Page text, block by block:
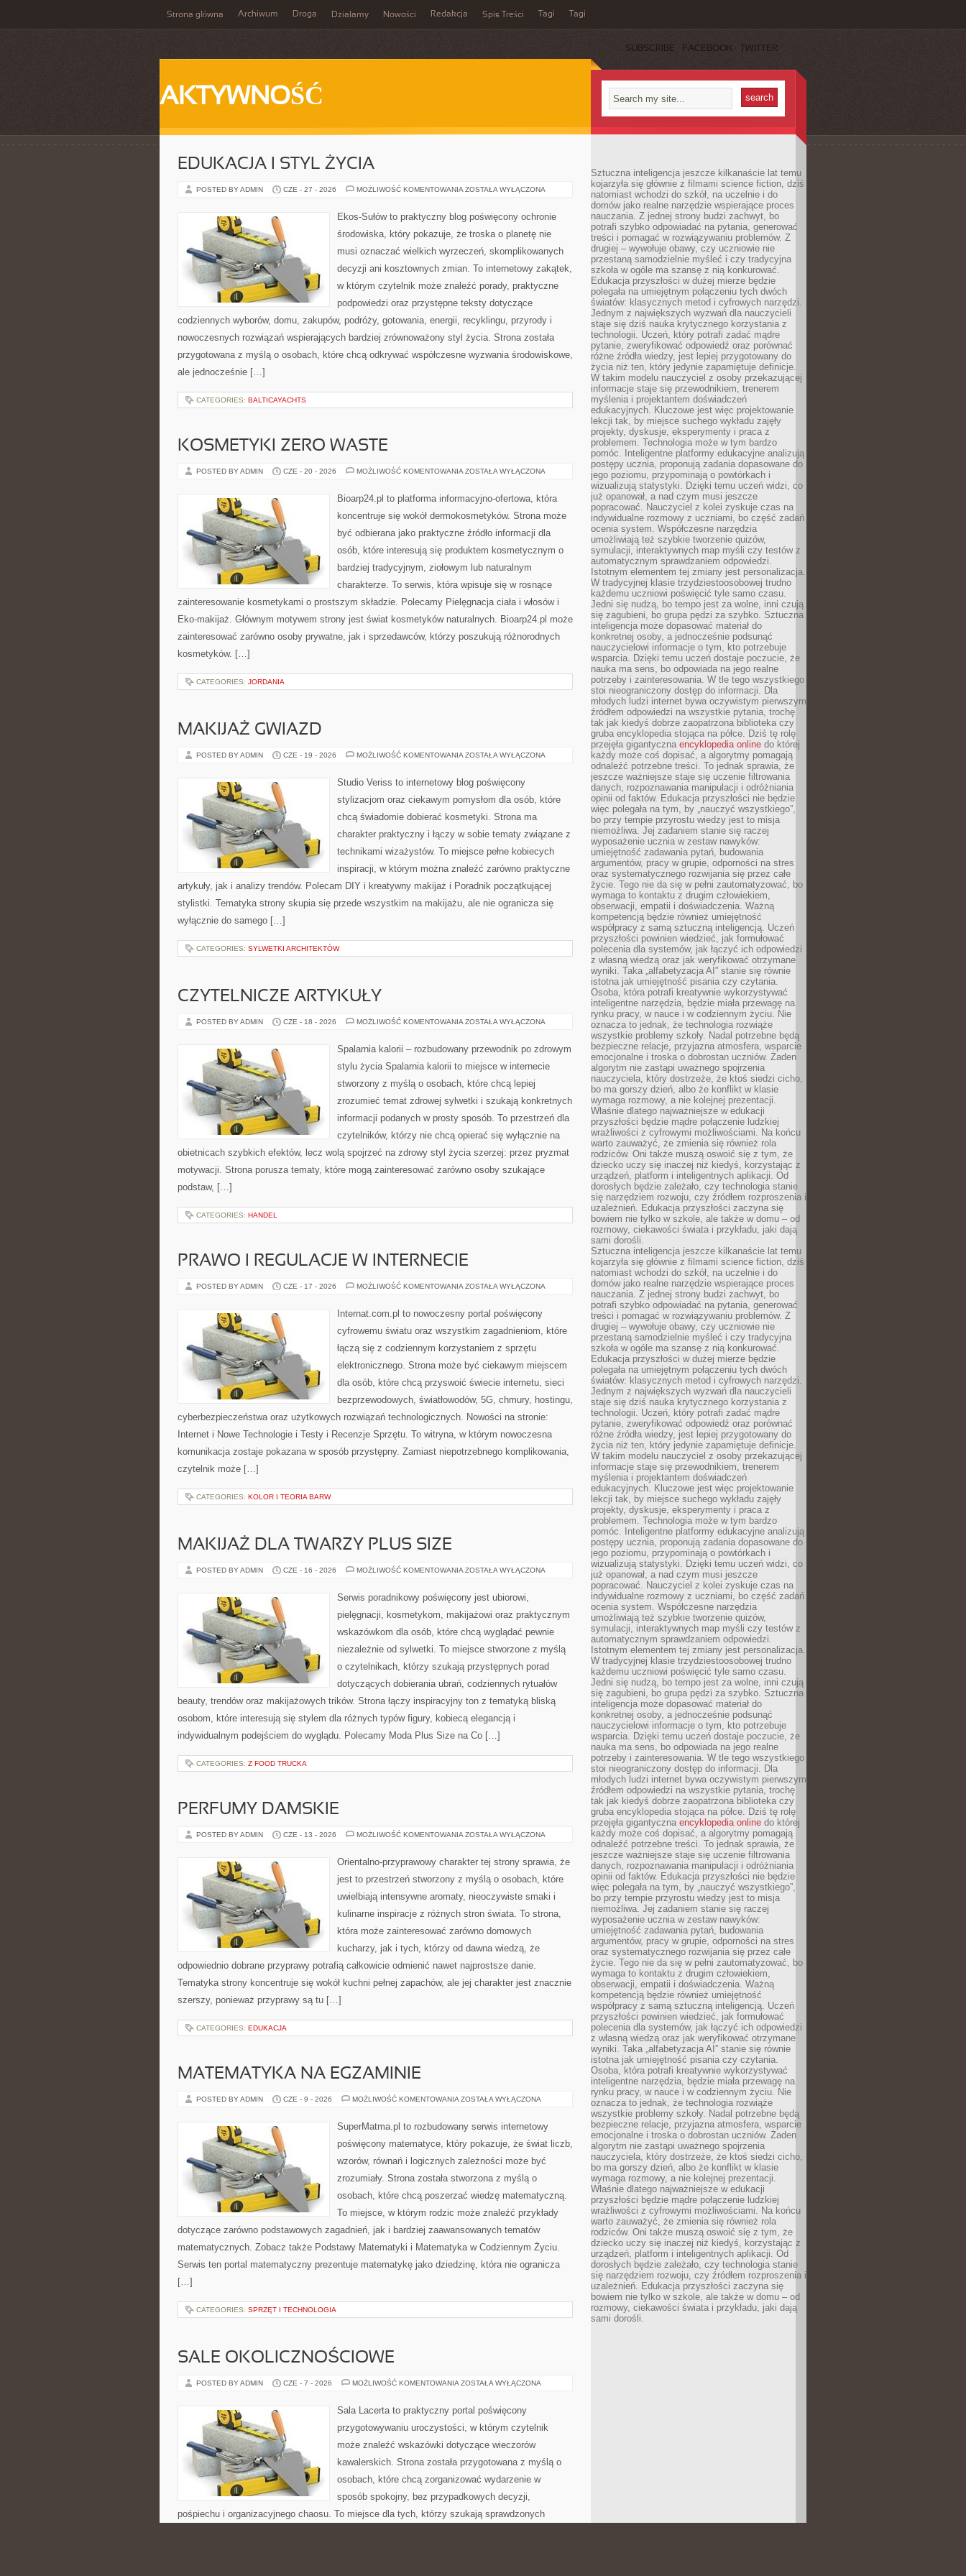
Strona główna Archiwum Droga Działamy Nowości Redakcja Spis Treści Tagi Tagi
SUBSCRIBE FACEBOOK TWITTER
AKTYWNOŚĆ
EDUKACJA I STYL ŻYCIA
POSTED BY ADMIN CZE - 27 - 2026 MOŻLIWOŚĆ KOMENTOWANIA EDUKACJA
ŻYCIA
ZOSTAŁA WYŁĄCZONA
Ekos-Sułów to praktyczny blog poświęcony ochronie
środowiska, który pokazuje, że troska o planetę nie
musi oznaczać wielkich wyrzeczeń, skomplikowanych
decyzji ani kosztownych zmian. To internetowy zakątek,
w którym czytelnik może znaleźć porady, praktyczne
podpowiedzi oraz przystępne teksty dotyczące
codziennych wyborów, domu, zakupów, podróży, gotowania, energii, recyklingu, przyrody i
nowoczesnych rozwiązań wspierających bardziej zrównoważony styl życia. Strona została
przygotowana z myślą o osobach, które chcą odkrywać współczesne wyzwania środowiskowe,
ale jednocześnie […]
CATEGORIES: BALTICAYACHTS
KOSMETYKI ZERO WASTE
POSTED BY ADMIN CZE - 20 - 2026 MOŻLIWOŚĆ KOMENTOWANIA KOSMETYKI
ZOSTAŁA WYŁĄCZONA
Bioarp24.pl to platforma informacyjno-ofertowa, która
koncentruje się wokół dermokosmetyków. Strona może
być odbierana jako praktyczne źródło informacji dla
osób, które interesują się produktem kosmetycznym o
bardziej tradycyjnym, ziołowym lub naturalnym
charakterze. To serwis, która wpisuje się w rosnące
zainteresowanie kosmetykami o prostszym składzie. Polecamy Pielęgnacja ciała i włosów i
Eko-makijaż. Głównym motywem strony jest świat kosmetyków naturalnych. Bioarp24.pl może
zainteresować zarówno osoby prywatne, jak i sprzedawców, którzy poszukują różnorodnych
kosmetyków. […]
CATEGORIES: JORDANIA
MAKIJAŻ GWIAZD
POSTED BY ADMIN CZE - 19 - 2026 MOŻLIWOŚĆ KOMENTOWANIA MAKIJAŻ
ZOSTAŁA WYŁĄCZONA
Studio Veriss to internetowy blog poświęcony
stylizacjom oraz ciekawym pomysłom dla osób, które
chcą świadomie dobierać kosmetyki. Strona ma
charakter praktyczny i łączy w sobie tematy związane z
technikami wizażystów. To miejsce pełne kobiecych
inspiracji, w którym można znaleźć zarówno praktyczne
artykuły, jak i analizy trendów. Polecam DIY i kreatywny makijaż i Poradnik początkującej
stylistki. Tematyka strony skupia się przede wszystkim na makijażu, ale nie ogranicza się
wyłącznie do samego […]
CATEGORIES: SYLWETKI ARCHITEKTÓW
CZYTELNICZE ARTYKUŁY
POSTED BY ADMIN CZE - 18 - 2026 MOŻLIWOŚĆ KOMENTOWANIA CZYTELNICZE
ZOSTAŁA WYŁĄCZONA
Spalarnia kalorii – rozbudowany przewodnik po zdrowym
stylu życia Spalarnia kalorii to miejsce w internecie
stworzony z myślą o osobach, które chcą lepiej
zrozumieć temat zdrowej sylwetki i szukają konkretnych
informacji podanych w prosty sposób. To przestrzeń dla
czytelników, którzy nie chcą opierać się wyłącznie na
obietnicach szybkich efektów, lecz wolą spojrzeć na zdrowy styl życia szerzej: przez pryzmat
motywacji. Strona porusza tematy, które mogą zainteresować zarówno osoby szukające
podstaw, […]
CATEGORIES: HANDEL
PRAWO I REGULACJE W INTERNECIE
POSTED BY ADMIN CZE - 17 - 2026 MOŻLIWOŚĆ KOMENTOWANIA PRAWO
INTERNECIE
ZOSTAŁA WYŁĄCZONA
Internat.com.pl to nowoczesny portal poświęcony
cyfrowemu światu oraz wszystkim zagadnieniom, które
łączą się z codziennym korzystaniem z sprzętu
elektronicznego. Strona może być ciekawym miejscem
dla osób, które chcą przyswoić świecie internetu, sieci
bezprzewodowych, światłowodów, 5G, chmury, hostingu,
cyberbezpieczeństwa oraz użytkowych rozwiązań technologicznych. Nowości na stronie:
Internet i Nowe Technologie i Testy i Recenzje Sprzętu. To witryna, w którym nowoczesna
komunikacja zostaje pokazana w sposób przystępny. Zamiast niepotrzebnego komplikowania,
czytelnik może […]
CATEGORIES: KOLOR I TEORIA BARW
MAKIJAŻ DLA TWARZY PLUS SIZE
POSTED BY ADMIN CZE - 16 - 2026 MOŻLIWOŚĆ KOMENTOWANIA MAKIJAŻ
PLUS
SIZE
ZOSTAŁA WYŁĄCZONA
Serwis poradnikowy poświęcony jest ubiorowi,
pielęgnacji, kosmetykom, makijażowi oraz praktycznym
wskazówkom dla osób, które chcą wyglądać pewnie
niezależnie od sylwetki. To miejsce stworzone z myślą
o czytelnikach, którzy szukają przystępnych porad
dotyczących dobierania ubrań, codziennych rytuałów
beauty, trendów oraz makijażowych trików. Strona łączy inspiracyjny ton z tematyką bliską
osobom, które interesują się stylem dla różnych typów figury, kobiecą elegancją i
indywidualnym podejściem do wyglądu. Polecamy Moda Plus Size na Co […]
CATEGORIES: Z FOOD TRUCKA
PERFUMY DAMSKIE
POSTED BY ADMIN CZE - 13 - 2026 MOŻLIWOŚĆ KOMENTOWANIA PERFUMY
ZOSTAŁA WYŁĄCZONA
Orientalno-przyprawowy charakter tej strony sprawia, że
jest to przestrzeń stworzony z myślą o osobach, które
uwielbiają intensywne aromaty, nieoczywiste smaki i
kulinarne inspiracje z różnych stron świata. To strona,
która może zainteresować zarówno domowych
kucharzy, jak i tych, którzy od dawna wiedzą, że
odpowiednio dobrane przyprawy potrafią całkowicie odmienić nawet najprostsze danie.
Tematyka strony koncentruje się wokół kuchni pełnej zapachów, ale jej charakter jest znacznie
szerszy, ponieważ przyprawy są tu […]
CATEGORIES: EDUKACJA
MATEMATYKA NA EGZAMINIE
POSTED BY ADMIN CZE - 9 - 2026 MOŻLIWOŚĆ KOMENTOWANIA MATEMATYKA
ZOSTAŁA WYŁĄCZONA
SuperMatma.pl to rozbudowany serwis internetowy
poświęcony matematyce, który pokazuje, że świat liczb,
wzorów, równań i logicznych zależności może być
zrozumiały. Strona została stworzona z myślą o
osobach, które chcą poszerzać wiedzę matematyczną.
To miejsce, w którym rodzic może znaleźć przykłady
dotyczące zarówno podstawowych zagadnień, jak i bardziej zaawansowanych tematów
matematycznych. Zobacz także Podstawy Matematyki i Matematyka w Codziennym Życiu.
Serwis ten portal matematyczny prezentuje matematykę jako dziedzinę, która nie ogranicza
[…]
CATEGORIES: SPRZĘT I TECHNOLOGIA
SALE OKOLICZNOŚCIOWE
POSTED BY ADMIN CZE - 7 - 2026 MOŻLIWOŚĆ KOMENTOWANIA SALE
ZOSTAŁA WYŁĄCZONA
Sala Lacerta to praktyczny portal poświęcony
przygotowywaniu uroczystości, w którym czytelnik
może znaleźć wskazówki dotyczące wieczorów
kawalerskich. Strona została przygotowana z myślą o
osobach, które chcą zorganizować wydarzenie w
sposób spokojny, bez przypadkowych decyzji,
pośpiechu i organizacyjnego chaosu. To miejsce dla tych, którzy szukają sprawdzonych
Sztuczna inteligencja jeszcze kilkanaście lat temu
kojarzyła się głównie z filmami science fiction, dziś
natomiast wchodzi do szkół, na uczelnie i do
domów jako realne narzędzie wspierające proces
nauczania. Z jednej strony budzi zachwyt, bo
potrafi szybko odpowiadać na pytania, generować
treści i pomagać w rozwiązywaniu problemów. Z
drugiej – wywołuje obawy, czy uczniowie nie
przestaną samodzielnie myśleć i czy tradycyjna
szkoła w ogóle ma szansę z nią konkurować.
Edukacja przyszłości w dużej mierze będzie
polegała na umiejętnym połączeniu tych dwóch
światów: klasycznych metod i cyfrowych narzędzi.
Jednym z największych wyzwań dla nauczycieli
staje się dziś nauka krytycznego korzystania z
technologii. Uczeń, który potrafi zadać mądre
pytanie, zweryfikować odpowiedź oraz porównać
różne źródła wiedzy, jest lepiej przygotowany do
życia niż ten, który jedynie zapamiętuje definicje.
W takim modelu nauczyciel z osoby przekazującej
informacje staje się przewodnikiem, trenerem
myślenia i projektantem doświadczeń
edukacyjnych. Kluczowe jest więc projektowanie
lekcji tak, by miejsce suchego wykładu zajęły
projekty, dyskusje, eksperymenty i praca z
problemem. Technologia może w tym bardzo
pomóc. Inteligentne platformy edukacyjne analizują
postępy ucznia, proponują zadania dopasowane do
jego poziomu, przypominają o powtórkach i
wizualizują statystyki. Dzięki temu uczeń widzi, co
już opanował, a nad czym musi jeszcze
popracować. Nauczyciel z kolei zyskuje czas na
indywidualne rozmowy z uczniami, bo część zadań
ocenia system. Współczesne narzędzia
umożliwiają też szybkie tworzenie quizów,
symulacji, interaktywnych map myśli czy testów z
automatycznym sprawdzaniem odpowiedzi.
Istotnym elementem tej zmiany jest personalizacja.
W tradycyjnej klasie trzydziestoosobowej trudno
każdemu uczniowi poświęcić tyle samo czasu.
Jedni się nudzą, bo tempo jest za wolne, inni czują
się zagubieni, bo grupa pędzi za szybko. Sztuczna
inteligencja może dopasować materiał do
konkretnej osoby, a jednocześnie podsunąć
nauczycielowi informacje o tym, kto potrzebuje
wsparcia. Dzięki temu uczeń dostaje poczucie, że
nauka ma sens, bo odpowiada na jego realne
potrzeby i zainteresowania. W tle tego wszystkiego
stoi nieograniczony dostęp do informacji. Dla
młodych ludzi internet bywa oczywistym pierwszym
źródłem odpowiedzi na wszystkie pytania, trochę
tak jak kiedyś dobrze zaopatrzona biblioteka czy
gruba encyklopedia stojąca na półce. Dziś tę rolę
przejęła gigantyczna encyklopedia online do której
każdy może coś dopisać, a algorytmy pomagają
odnaleźć potrzebne treści. To jednak sprawia, że
jeszcze ważniejsze staje się uczenie filtrowania
danych, rozpoznawania manipulacji i odróżniania
opinii od faktów. Edukacja przyszłości nie będzie
więc polegała na tym, by „nauczyć wszystkiego”,
bo przy tempie przyrostu wiedzy jest to misja
niemożliwa. Jej zadaniem stanie się raczej
wyposażenie ucznia w zestaw nawyków:
umiejętność zadawania pytań, budowania
argumentów, pracy w grupie, odporności na stres
oraz systematycznego rozwijania się przez całe
życie. Tego nie da się w pełni zautomatyzować, bo
wymaga to kontaktu z drugim człowiekiem,
obserwacji, empatii i doświadczenia. Ważną
kompetencją będzie również umiejętność
współpracy z samą sztuczną inteligencją. Uczeń
przyszłości powinien wiedzieć, jak formułować
polecenia dla systemów, jak łączyć ich odpowiedzi
z własną wiedzą oraz jak weryfikować otrzymane
wyniki. Taka „alfabetyzacja AI” stanie się równie
istotna jak umiejętność pisania czy czytania.
Osoba, która potrafi kreatywnie wykorzystywać
inteligentne narzędzia, będzie miała przewagę na
rynku pracy, w nauce i w codziennym życiu. Nie
oznacza to jednak, że technologia rozwiąże
wszystkie problemy szkoły. Nadal potrzebne będą
bezpieczne relacje, przyjazna atmosfera, wsparcie
emocjonalne i troska o dobrostan uczniów. Żaden
algorytm nie zastąpi uważnego spojrzenia
nauczyciela, który dostrzeże, że ktoś siedzi cicho,
bo ma gorszy dzień, albo że konflikt w klasie
wymaga rozmowy, a nie kolejnej prezentacji.
Właśnie dlatego najważniejsze w edukacji
przyszłości będzie mądre połączenie ludzkiej
wrażliwości z cyfrowymi możliwościami. Na końcu
warto zauważyć, że zmienia się również rola
rodziców. Oni także muszą oswoić się z tym, że
dziecko uczy się inaczej niż kiedyś, korzystając z
urządzeń, platform i inteligentnych aplikacji. Od
dorosłych będzie zależało, czy technologia stanie
się narzędziem rozwoju, czy źródłem rozproszenia i
uzależnień. Edukacja przyszłości zaczyna się
bowiem nie tylko w szkole, ale także w domu – od
rozmowy, ciekawości świata i przykładu, jaki dają
sami dorośli.
Sztuczna inteligencja jeszcze kilkanaście lat temu
kojarzyła się głównie z filmami science fiction, dziś
natomiast wchodzi do szkół, na uczelnie i do
domów jako realne narzędzie wspierające proces
nauczania. Z jednej strony budzi zachwyt, bo
potrafi szybko odpowiadać na pytania, generować
treści i pomagać w rozwiązywaniu problemów. Z
drugiej – wywołuje obawy, czy uczniowie nie
przestaną samodzielnie myśleć i czy tradycyjna
szkoła w ogóle ma szansę z nią konkurować.
Edukacja przyszłości w dużej mierze będzie
polegała na umiejętnym połączeniu tych dwóch
światów: klasycznych metod i cyfrowych narzędzi.
Jednym z największych wyzwań dla nauczycieli
staje się dziś nauka krytycznego korzystania z
technologii. Uczeń, który potrafi zadać mądre
pytanie, zweryfikować odpowiedź oraz porównać
różne źródła wiedzy, jest lepiej przygotowany do
życia niż ten, który jedynie zapamiętuje definicje.
W takim modelu nauczyciel z osoby przekazującej
informacje staje się przewodnikiem, trenerem
myślenia i projektantem doświadczeń
edukacyjnych. Kluczowe jest więc projektowanie
lekcji tak, by miejsce suchego wykładu zajęły
projekty, dyskusje, eksperymenty i praca z
problemem. Technologia może w tym bardzo
pomóc. Inteligentne platformy edukacyjne analizują
postępy ucznia, proponują zadania dopasowane do
jego poziomu, przypominają o powtórkach i
wizualizują statystyki. Dzięki temu uczeń widzi, co
już opanował, a nad czym musi jeszcze
popracować. Nauczyciel z kolei zyskuje czas na
indywidualne rozmowy z uczniami, bo część zadań
ocenia system. Współczesne narzędzia
umożliwiają też szybkie tworzenie quizów,
symulacji, interaktywnych map myśli czy testów z
automatycznym sprawdzaniem odpowiedzi.
Istotnym elementem tej zmiany jest personalizacja.
W tradycyjnej klasie trzydziestoosobowej trudno
każdemu uczniowi poświęcić tyle samo czasu.
Jedni się nudzą, bo tempo jest za wolne, inni czują
się zagubieni, bo grupa pędzi za szybko. Sztuczna
inteligencja może dopasować materiał do
konkretnej osoby, a jednocześnie podsunąć
nauczycielowi informacje o tym, kto potrzebuje
wsparcia. Dzięki temu uczeń dostaje poczucie, że
nauka ma sens, bo odpowiada na jego realne
potrzeby i zainteresowania. W tle tego wszystkiego
stoi nieograniczony dostęp do informacji. Dla
młodych ludzi internet bywa oczywistym pierwszym
źródłem odpowiedzi na wszystkie pytania, trochę
tak jak kiedyś dobrze zaopatrzona biblioteka czy
gruba encyklopedia stojąca na półce. Dziś tę rolę
przejęła gigantyczna encyklopedia online do której
każdy może coś dopisać, a algorytmy pomagają
odnaleźć potrzebne treści. To jednak sprawia, że
jeszcze ważniejsze staje się uczenie filtrowania
danych, rozpoznawania manipulacji i odróżniania
opinii od faktów. Edukacja przyszłości nie będzie
więc polegała na tym, by „nauczyć wszystkiego”,
bo przy tempie przyrostu wiedzy jest to misja
niemożliwa. Jej zadaniem stanie się raczej
wyposażenie ucznia w zestaw nawyków:
umiejętność zadawania pytań, budowania
argumentów, pracy w grupie, odporności na stres
oraz systematycznego rozwijania się przez całe
życie. Tego nie da się w pełni zautomatyzować, bo
wymaga to kontaktu z drugim człowiekiem,
obserwacji, empatii i doświadczenia. Ważną
kompetencją będzie również umiejętność
współpracy z samą sztuczną inteligencją. Uczeń
przyszłości powinien wiedzieć, jak formułować
polecenia dla systemów, jak łączyć ich odpowiedzi
z własną wiedzą oraz jak weryfikować otrzymane
wyniki. Taka „alfabetyzacja AI” stanie się równie
istotna jak umiejętność pisania czy czytania.
Osoba, która potrafi kreatywnie wykorzystywać
inteligentne narzędzia, będzie miała przewagę na
rynku pracy, w nauce i w codziennym życiu. Nie
oznacza to jednak, że technologia rozwiąże
wszystkie problemy szkoły. Nadal potrzebne będą
bezpieczne relacje, przyjazna atmosfera, wsparcie
emocjonalne i troska o dobrostan uczniów. Żaden
algorytm nie zastąpi uważnego spojrzenia
nauczyciela, który dostrzeże, że ktoś siedzi cicho,
bo ma gorszy dzień, albo że konflikt w klasie
wymaga rozmowy, a nie kolejnej prezentacji.
Właśnie dlatego najważniejsze w edukacji
przyszłości będzie mądre połączenie ludzkiej
wrażliwości z cyfrowymi możliwościami. Na końcu
warto zauważyć, że zmienia się również rola
rodziców. Oni także muszą oswoić się z tym, że
dziecko uczy się inaczej niż kiedyś, korzystając z
urządzeń, platform i inteligentnych aplikacji. Od
dorosłych będzie zależało, czy technologia stanie
się narzędziem rozwoju, czy źródłem rozproszenia i
uzależnień. Edukacja przyszłości zaczyna się
bowiem nie tylko w szkole, ale także w domu – od
rozmowy, ciekawości świata i przykładu, jaki dają
sami dorośli.